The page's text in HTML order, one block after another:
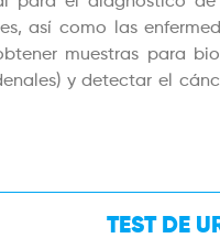
así como las
muestras para
y detectar el
TEST DE